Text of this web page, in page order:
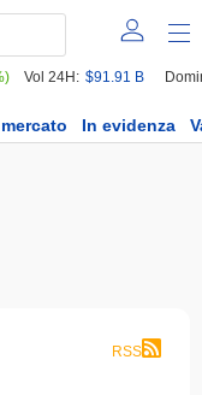
Vol 24H: $91.91 B
In evidenza
RSS